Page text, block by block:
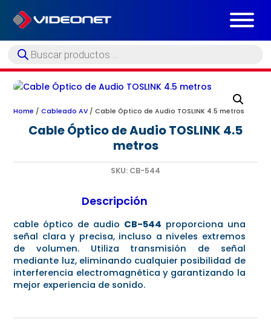
Búsqueda
de
Home /Cableado AV / Cable Óptico de Audio TOSLINK 4.5 metros
Cable Óptico de Audio TOSLINK 4.5
metros
SKU: CB-544
Descripción
cable óptico de audio CB-544 proporciona una
señal clara y precisa, incluso a niveles extremos
de volumen. Utiliza transmisión de señal
mediante luz, eliminando cualquier posibilidad de
interferencia electromagnética y garantizando la
mejor experiencia de sonido.